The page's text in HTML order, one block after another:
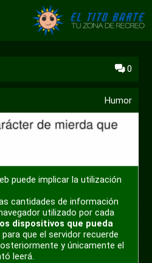
0
Humor
puede implicar la utilización
cantidades de información
utilizado por cada
dispositivos que pueda
para que el servidor recuerde
y únicamente el
leerá.